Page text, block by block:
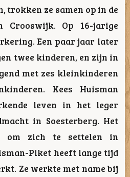
trokken ze samen op in de
Crooswijk. Op 16-jarige
Een paar jaar later
twee kinderen, en zijn in
met zes kleinkinderen
Kees Huisman
leven in het leger
in Soesterberg. Het
om zich te settelen in
Piket heeft lange tijd
Ze werkte met name bij